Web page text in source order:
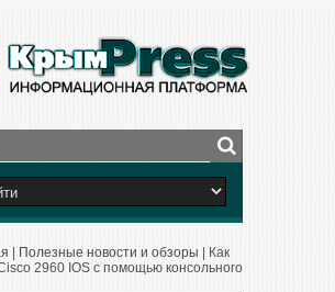
Полезные новости и обзоры
Как
2960 IOS с помощью консольного